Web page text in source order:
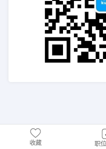
收藏 职